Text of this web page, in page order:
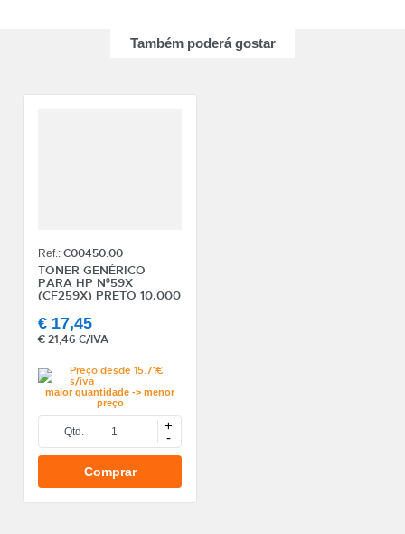
Também poderá gostar
Ref.: C00450.00
TONER GENÉRICO
PARA HP Nº59X
(CF259X) PRETO 10.000
€ 17,45
€21,46 C/IVA
Preço desde 15.71€
s/iva
maior quantidade -> menor
preço
Qtd. +
-
Comprar
MODELO